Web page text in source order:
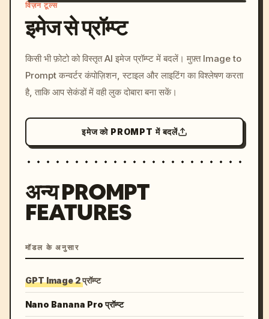
c, cyberpunk sunset, neon
colors, 8k --v 6.0
विज़न टूल्स
इमेज से प्रॉम्प्ट
किसी भी फ़ोटो को विस्तृत AI इमेज प्रॉम्प्ट में बदलें। मुफ़्त Image to
Prompt कन्वर्टर कंपोज़िशन, स्टाइल और लाइटिंग का विश्लेषण करता
है, ताकि आप सेकंडों में वही लुक दोबारा बना सकें।
इमेज को PROMPT में बदलें
अन्य PROMPT
FEATURES
मॉडल के अनुसार
GPT Image 2 प्रॉम्प्ट
Nano Banana Pro प्रॉम्प्ट